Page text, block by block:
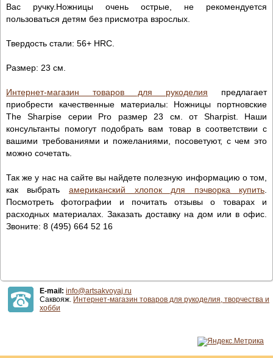
Вас ручку.Ножницы очень острые, не рекомендуется
пользоваться детям без присмотра взрослых.
Твердость стали: 56+ HRC.
Размер: 23 см.
Интернет-магазин товаров для рукоделия предлагает
приобрести качественные материалы: Ножницы портновские
The Sharpisе серии Pro размер 23 см. от Sharpist. Наши
консультанты помогут подобрать вам товар в соответствии с
вашими требованиями и пожеланиями, посоветуют, с чем это
можно сочетать.
Так же у нас на сайте вы найдете полезную информацию о том,
как выбрать американский хлопок для пэчворка купить
Посмотреть фотографии и почитать отзывы о товарах и
расходных материалах. Заказать доставку на дом или в офис.
Звоните: 8 (495) 664 52 16
E-mail: info@artsakvoyaj.ru
Саквояж. Интернет-магазин товаров для рукоделия, творчества и
хобби